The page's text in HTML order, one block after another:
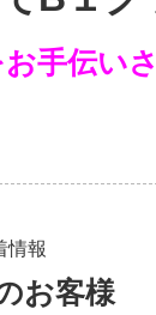
手伝い
情報
お客様